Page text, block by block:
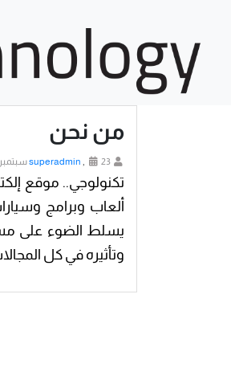
من نحن
superadmin , 23 سبتمبر, 2022,
تكنولوجي.. موقع
ألعاب وبرامج
يسلط الضوء على
وتأثيره في كل